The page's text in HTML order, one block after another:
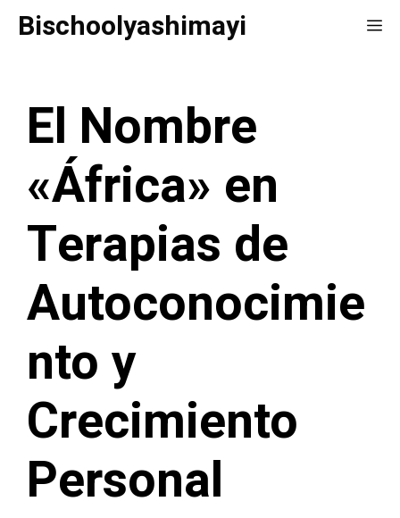
SaltarBischoolyashimayi
El Nombre
«África» en
Terapias de
Autoconocimie
nto y
Crecimiento
Personal